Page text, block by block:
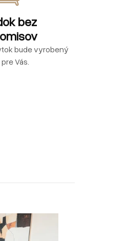
bez
bude vyrobený
Vás.